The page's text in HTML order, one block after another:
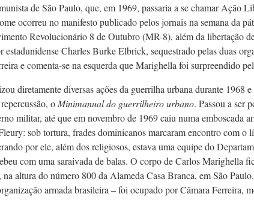
de São Paulo, que, em 1969, passaria a se chamar Ação
ocorreu no manifesto publicado pelos jornais na semana da
Revolucionário 8 de Outubro (MR-8), além da libertação
estadunidense Charles Burke Elbrick, sequestrado pelas duas
e comenta-se na esquerda que Marighella foi surpreendido
diretamente diversas ações da guerrilha urbana durante 1968
o Minimanual do guerrilheiro urbano. Passou a ser
militar, até que em novembro de 1969 caiu numa emboscada
sob tortura, frades dominicanos marcaram encontro com o
por ele, além dos religiosos, estava uma equipe do
com uma saraivada de balas. O corpo de Carlos Marighella
altura do número 800 da Alameda Casa Branca, em São
armada brasileira – foi ocupado por Câmara Ferreira,